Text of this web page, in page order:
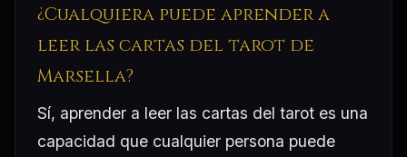
¿Cualquiera puede aprender a
leer las cartas del tarot de
Marsella?
Sí, aprender a leer las cartas del tarot es una
capacidad que cualquier persona puede